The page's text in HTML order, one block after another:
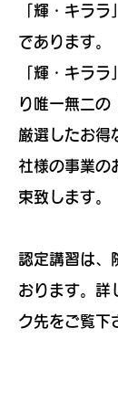
「輝・キラ
であります。
「輝・キラ
り唯一無二の
厳選したお得
社様の事業の
束致します。
認定講習は、
おります。詳
ク先をご覧下